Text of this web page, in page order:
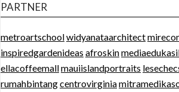
PARTNER
metroartschoolwidyanataarchitect
inspiredgardenideas afroskin
ellacoffeemallmauiislandportraits
rumahbintangcentrovirginia